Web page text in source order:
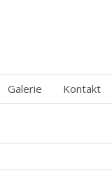
Galerie Kontakt